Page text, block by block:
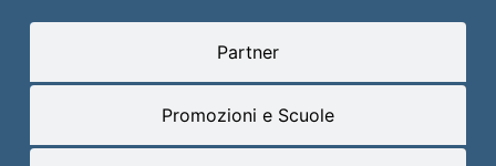
Partner
Promozioni e Scuole